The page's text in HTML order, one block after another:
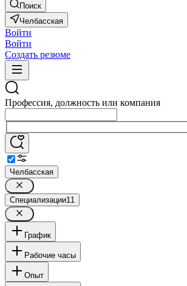
Поиск
Челбасская
Войти
Войти
Создать резюме
Профессия, должность или компания
Челбасская
Специализации11
График
Рабочие часы
Опыт